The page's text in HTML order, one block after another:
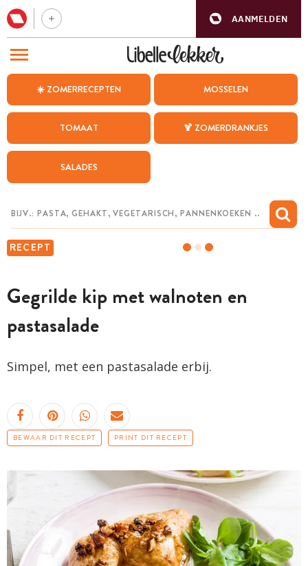
AANMELDEN
☀️ ZOMERRECEPTEN MOSSELEN
TOMAAT 🍹 ZOMERDRANKJES
SALADES
RECEPT
Gegrilde kip met walnoten en
pastasalade
Simpel, met een pastasalade erbij.
BEWAAR DIT RECEPT PRINT DIT RECEPT
BEZOEK ONZE ANDERE WEBSITES
WEEKMENU
CHAT MET MAIA
MIJN BEWAARDE RECEPTEN